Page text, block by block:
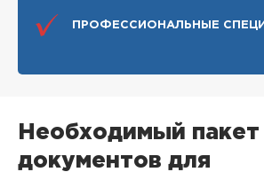
ПРОФЕССИОНАЛЬНЫЕ
Необходимый пакет
документов для